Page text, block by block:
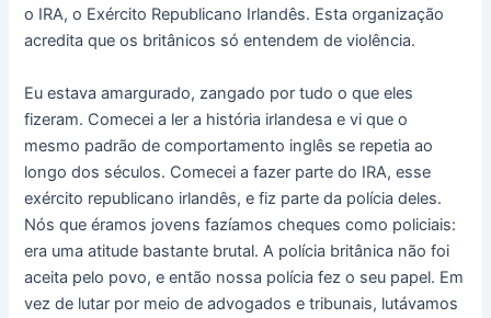
o IRA, o Exército Republicano Irlandês. Esta organização
acredita que os britânicos só entendem de violência.
Eu estava amargurado, zangado por tudo o que eles
fizeram. Comecei a ler a história irlandesa e vi que o
mesmo padrão de comportamento inglês se repetia ao
longo dos séculos. Comecei a fazer parte do IRA, esse
exército republicano irlandês, e fiz parte da polícia deles.
Nós que éramos jovens fazíamos cheques como policiais:
era uma atitude bastante brutal. A polícia britânica não foi
aceita pelo povo, e então nossa polícia fez o seu papel. Em
vez de lutar por meio de advogados e tribunais, lutávamos